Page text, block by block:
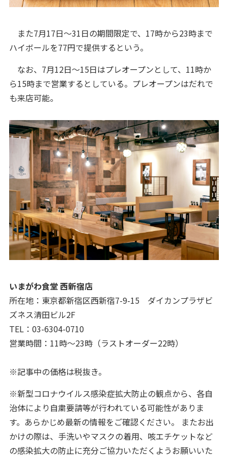
また7月17日～31日の期間限定で、17時から23時まで
ハイボールを77円で提供するという。
なお、7月12日～15日はプレオープンとして、11時か
ら15時まで営業するとしている。プレオープンはだれで
も来店可能。
いまがわ食堂 西新宿店
所在地：東京都新宿区西新宿7-9-15 ダイカンプラザビ
ズネス清田ビル2F
TEL：03-6304-0710
営業時間：11時～23時（ラストオーダー22時）
※記事中の価格は税抜き。
※新型コロナウイルス感染症拡大防止の観点から、各自
治体により自粛要請等が行われている可能性がありま
す。あらかじめ最新の情報をご確認ください。 またお出
かけの際は、手洗いやマスクの着用、咳エチケットなど
の感染拡大の防止に充分ご協力いただくようお願いいた